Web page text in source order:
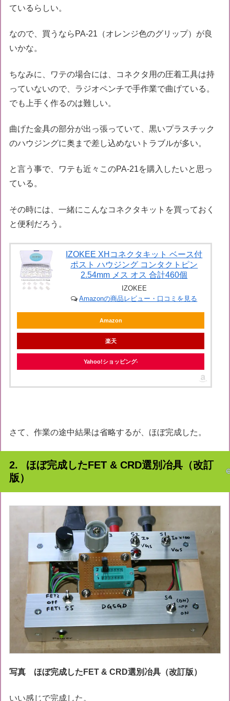
ているらしい。
なので、買うならPA-21（オレンジ色のグリップ）が良
いかな。
ちなみに、ワテの場合には、コネクタ用の圧着工具は持
っていないので、ラジオペンチで手作業で曲げている。
でも上手く作るのは難しい。
曲げた金具の部分が出っ張っていて、黒いプラスチック
のハウジングに奥まで差し込めないトラブルが多い。
と言う事で、ワテも近々このPA-21を購入したいと思っ
ている。
その時には、一緒にこんなコネクタキットを買っておく
と便利だろう。
IZOKEE XHコネクタキット ベース付
ポスト ハウジング コンタクトピン
2.54mm メス オス 合計460個
IZOKEE
Amazonの商品レビュー・口コミを見る
Amazon
楽天
Yahoo!ショッピング
さて、作業の途中結果は省略するが、ほぼ完成した。
ほぼ完成したFET & CRD選別冶具（改訂
版）
写真 ほぼ完成したFET & CRD選別冶具（改訂版）
いい感じで完成した。